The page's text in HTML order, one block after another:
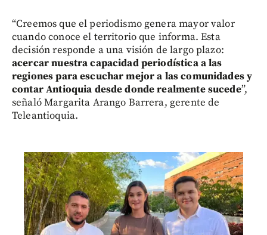
“Creemos que el periodismo genera mayor valor
cuando conoce el territorio que informa. Esta
decisión responde a una visión de largo plazo:
acercar nuestra capacidad periodística a las
regiones para escuchar mejor a las comunidades y
contar Antioquia desde donde realmente sucede”,
señaló Margarita Arango Barrera, gerente de
Teleantioquia.